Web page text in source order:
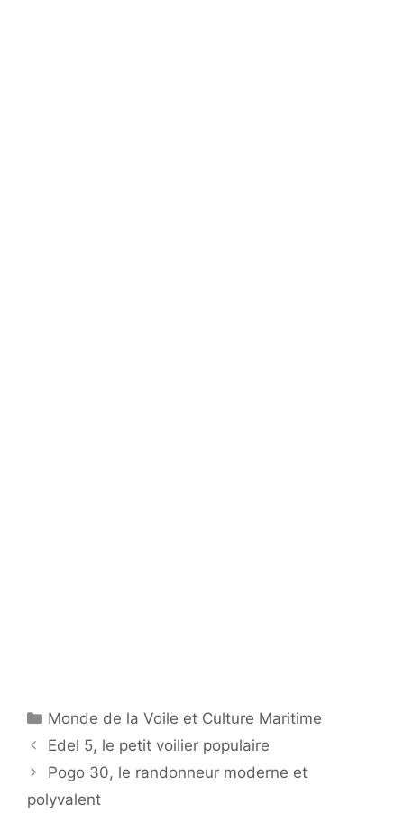
Catégories
Monde de la Voile et Culture Maritime
Edel 5, le petit voilier populaire
Pogo 30, le randonneur moderne et
polyvalent